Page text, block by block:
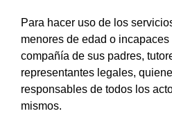
Para hacer uso de los
menores de edad o
compañía de sus padres,
representantes legales,
responsables de todos los
mismos.